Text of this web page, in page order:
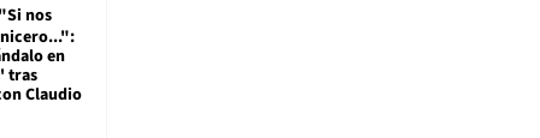
"Si nos
en
tras
Claudio